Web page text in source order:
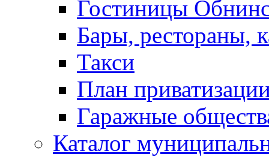
Гостиницы
Бары, рестораны,
Такси
План
Гаражные
Каталог